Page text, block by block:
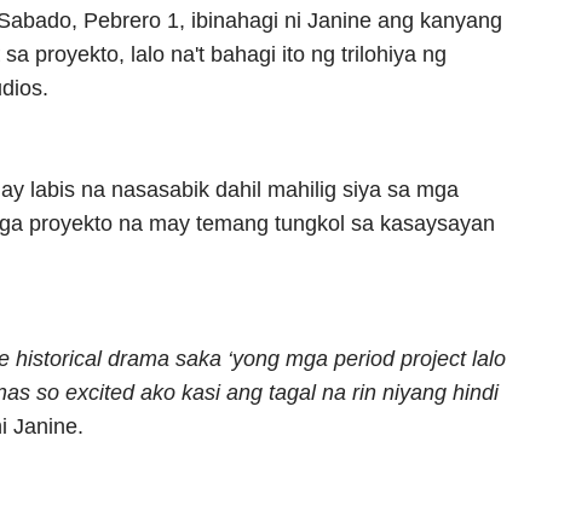
Pebrero 1, ibinahagi ni Janine ang kanyang
proyekto, lalo na't bahagi ito ng trilohiya ng
labis na nasasabik dahil mahilig siya sa mga
proyekto na may temang tungkol sa kasaysayan
historical drama saka ‘yong mga period project lalo
so excited ako kasi ang tagal na rin niyang hindi
Janine.